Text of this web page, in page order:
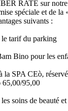
RATE sur
spéciale et de la
suivants :
le tarif du parking
Bino pour les
la SPA CEò,
65,00/95,00
soins de beauté et